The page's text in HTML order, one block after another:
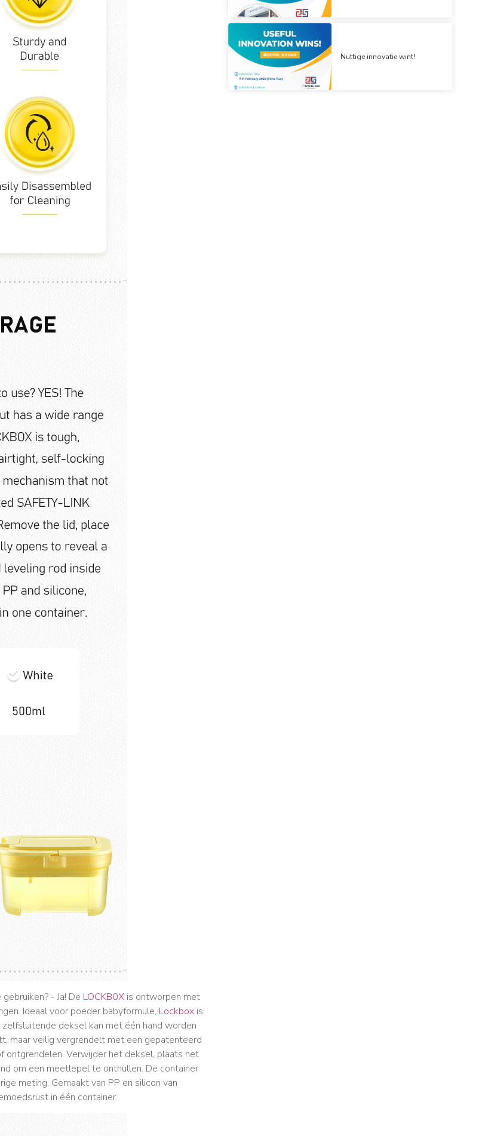
- Ja! De LOCKB0X is ontworpen met
Ideaal voor poeder babyformule, Lockboxis
deksel kan met één hand worden
maar veilig vergrendelt met een gepatenteerd
ontgrendelen. Verwijder het deksel, plaats het
om een meetlepel te onthullen. De container
meting. Gemaakt van PP en silicon van
in één container.
Nuttige innovatie wint!